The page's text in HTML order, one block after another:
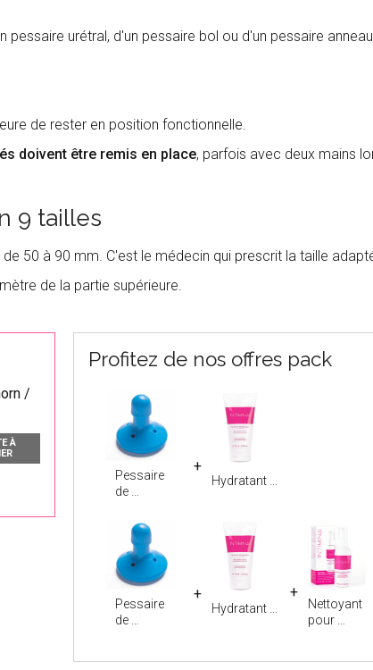
pessaire urétral, d'un pessaire bol ou d'un pessaire
de rester en position fonctionnelle.
doivent être remis en place, parfois avec deux mains
9 tailles
50 à 90 mm. C'est le médecin qui prescrit la taille
de la partie supérieure.
/
À
Profitez de nos offres pack
Pessaire
de
Hydratant
Pessaire
de
Hydratant
Nettoyant
pour